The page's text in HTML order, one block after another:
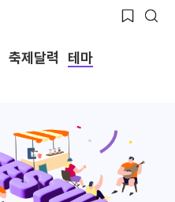
축제달력 테마